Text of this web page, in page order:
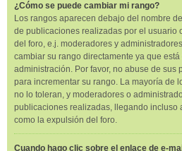
¿Cómo se puede cambiar mi rango?
Los rangos aparecen debajo del nombre
de publicaciones realizadas por el usuario
del foro, e.j. moderadores y
cambiar su rango directamente ya que
administración. Por favor, no abuse de sus
para incrementar su rango. La mayoría de
no lo toleran, y moderadores o
publicaciones realizadas, llegando incluso
como la expulsión del foro.
Cuando hago clic sobre el enlace de e-